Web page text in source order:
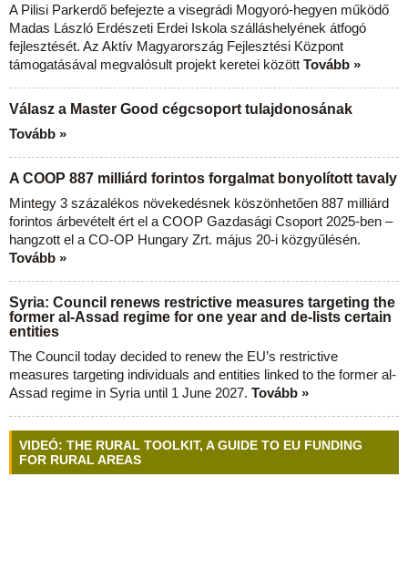
A Pilisi Parkerdő befejezte a visegrádi Mogyoró-hegyen működő
Madas László Erdészeti Erdei Iskola szálláshelyének átfogó
fejlesztését. Az Aktív Magyarország Fejlesztési Központ
támogatásával megvalósult projekt keretei között Tovább »
Válasz a Master Good cégcsoport tulajdonosának
Tovább »
A COOP 887 milliárd forintos forgalmat bonyolított tavaly
Mintegy 3 százalékos növekedésnek köszönhetően 887 milliárd
forintos árbevételt ért el a COOP Gazdasági Csoport 2025-ben –
hangzott el a CO-OP Hungary Zrt. május 20-i közgyűlésén.
Tovább »
Syria: Council renews restrictive measures targeting the
former al-Assad regime for one year and de-lists certain
entities
The Council today decided to renew the EU’s restrictive
measures targeting individuals and entities linked to the former al-
Assad regime in Syria until 1 June 2027. Tovább »
VIDEÓ: THE RURAL TOOLKIT, A GUIDE TO EU FUNDING
FOR RURAL AREAS